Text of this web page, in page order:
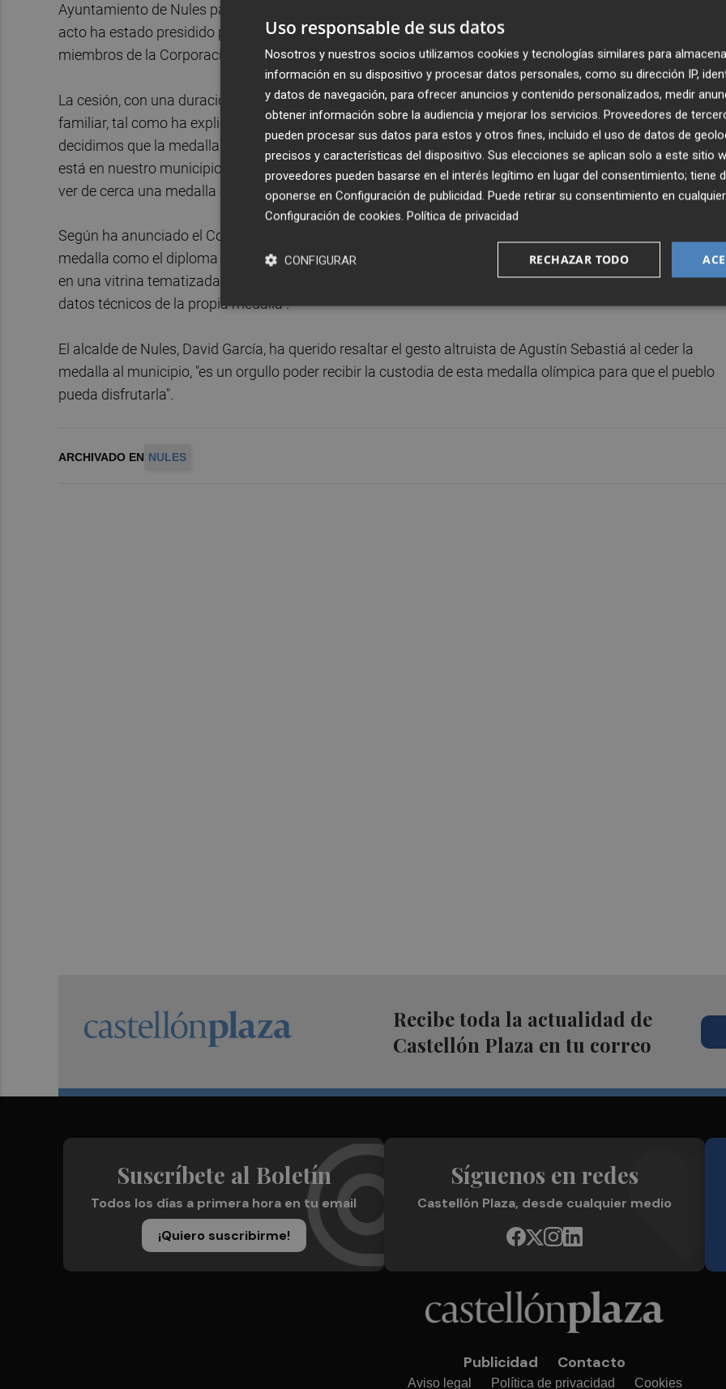
Ayuntamiento de Nules para que puedan ser exhibidos en el
acto ha estado presidido por el alcalde de Nules,David García, y ha contado con la asistencia de
miembros de la Corporación Municipal, de familiares y amigos.
La cesión, con una duración según convenio de diez años, aunque prorrogable, nace por una decisión
familiar, tal como ha explicado Agustín Sebastiá en el acto, "junto a mi familia, mi mujer y mis hijos,
decidimos que la medalla debía estar en el mejor museo de la medalla de España y de Europa, y que
está en nuestro municipio. Quiero que las personas expertas en numismática y cualquier persona puedan
ver de cerca una medalla olímpica".
Según ha anunciado el Concejal de Museos,
medalla como el diploma serán expuestos de forma permanente en el Museo de Medallística Enrique
en una vitrina tematizada que no solo cuente de forma resumida la gesta de Agustín, sino la composición
datos técnicos de la propia medalla".
El alcalde de Nules, David García, ha querido resaltar el gesto altruista de Agustín Sebastiá al ceder la
medalla al municipio, "es un orgullo poder recibir la custodia de esta medalla olímpica para que el pueblo
pueda disfrutarla".
ARCHIVADO EN NULES
Recibe toda la actualidad de
Castellón Plaza en tu correo
Suscríbete al Boletín
Todos los días a primera hora en tu email
¡Quiero suscribirme!
Síguenos en redes
Castellón Plaza, desde cualquier medio
Publicidad Contacto
Aviso legal Política de privacidad Cookies
Uso responsable de sus datos
Nosotros y nuestros socios utilizamos cookies y tecnologías similares para
información en su dispositivo y procesar datos personales, como su dirección IP,
y datos de navegación, para ofrecer anuncios y contenido personalizados, medir
obtener información sobre la audiencia y mejorar los servicios. Proveedores de
pueden procesar sus datos para estos y otros fines, incluido el uso de datos de
precisos y características del dispositivo. Sus elecciones se aplican solo a este sitio
proveedores pueden basarse en el interés legítimo en lugar del consentimiento; tiene
oponerse en Configuración de publicidad. Puede retirar su consentimiento en
Configuración de cookies. Política de privacidad
RECHAZAR TODO
CONFIGURAR